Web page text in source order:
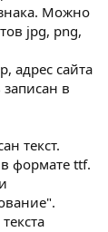
Можно
jpg, png,
адрес сайта
в
текст.
формате ttf.